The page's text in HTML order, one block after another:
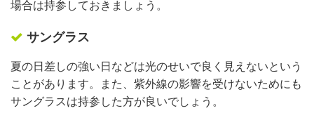
場合は持参しておきましょう。
サングラス
夏の日差しの強い日などは光のせいで良く見えないという
ことがあります。また、紫外線の影響を受けないためにも
サングラスは持参した方が良いでしょう。